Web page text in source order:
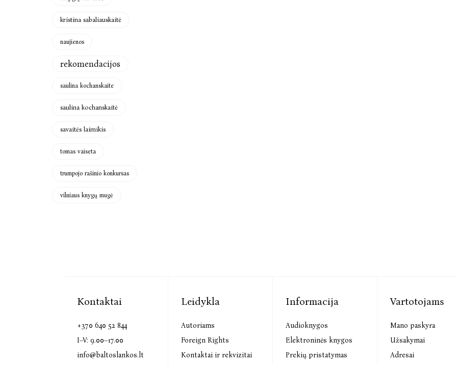
kristina sabaliauskaitė
naujienos
rekomendacijos
saulina kochanskaite
saulina kochanskaitė
savaitės laimikis
tomas vaiseta
trumpojo rašinio konkursas
vilniaus knygų mugė
Kontaktai
+370 640 52 844
I–V: 9.00–17.00
info@baltoslankos.lt
Leidykla
Autoriams
Foreign Rights
Kontaktai ir rekvizitai
Informacija
Audioknygos
Elektroninės knygos
Prekių pristatymas
Vartotojams
Mano paskyra
Užsakymai
Adresai